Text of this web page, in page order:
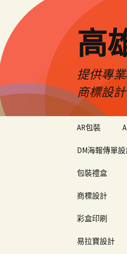
高
提供專
商標設
AR包裝
DM海報傳單
包裝禮盒
商標設計
彩盒印刷
易拉寶設計